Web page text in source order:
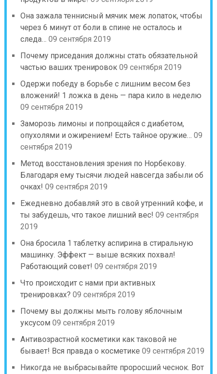
Она зажала теннисный мячик меж лопаток, чтобы
через 6 минут от боли в спине не осталось и
следа… 09 сентября 2019
Почему приседания должны стать обязательной
частью ваших тренировок 09 сентября 2019
Одержи победу в борьбе с лишним весом без
вложений! 1 ложка в день — пара кило в неделю
09 сентября 2019
Заморозь лимоны и попрощайся с диабетом,
опухолями и ожирением! Есть тайное оружие… 09
сентября 2019
Метод восстановления зрения по Норбекову.
Благодаря ему тысячи людей навсегда забыли об
очках! 09 сентября 2019
Ежедневно добавляй это в свой утренний кофе, и
ты забудешь, что такое лишний вес! 09 сентября
2019
Она бросила 1 таблетку аспирина в стиральную
машинку. Эффект — выше всяких похвал!
Работающий совет! 09 сентября 2019
Что происходит с нами при активных
тренировках? 09 сентября 2019
Почему вы должны мыть голову яблочным
уксусом 09 сентября 2019
Антивозрастной косметики как таковой не
бывает! Вся правда о косметике 09 сентября 2019
Никогда не выбрасывайте проросший чеснок. Вот